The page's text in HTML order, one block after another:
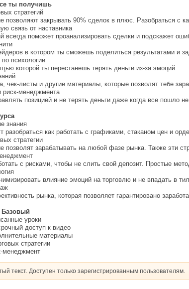
ты получишь
стратегий
позволяют закрывать 90% сделок в плюс. Разобраться с
связь от наставника
всегда поможет проанализировать сделки и подскажет
в котором ты сможешь поделиться результатами и
психологии
которой ты перестанешь терять деньги из-за эмоций
чек-листы и другие материалы, которые позволят тебе
риск-менеджмента
позицией и не терять деньги даже когда все пошло
знания
разобраться как работать с графиками, стаканом цен и
стратегии
позволят зарабатывать на любой фазе рынка. Также эти
с рисками, чтобы не слить свой депозит. Простые
влияние эмоций на торговлю и не впадать в
рынка, которая позволяет гарантировано
уроки
доступ к видео
материалы
стратегии
менеджмент
текст. Доступен только зарегистрированным пользователям.